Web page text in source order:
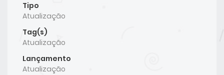
Tipo
Atualização
Tag(s)
Atualização
Lançamento
Atualização